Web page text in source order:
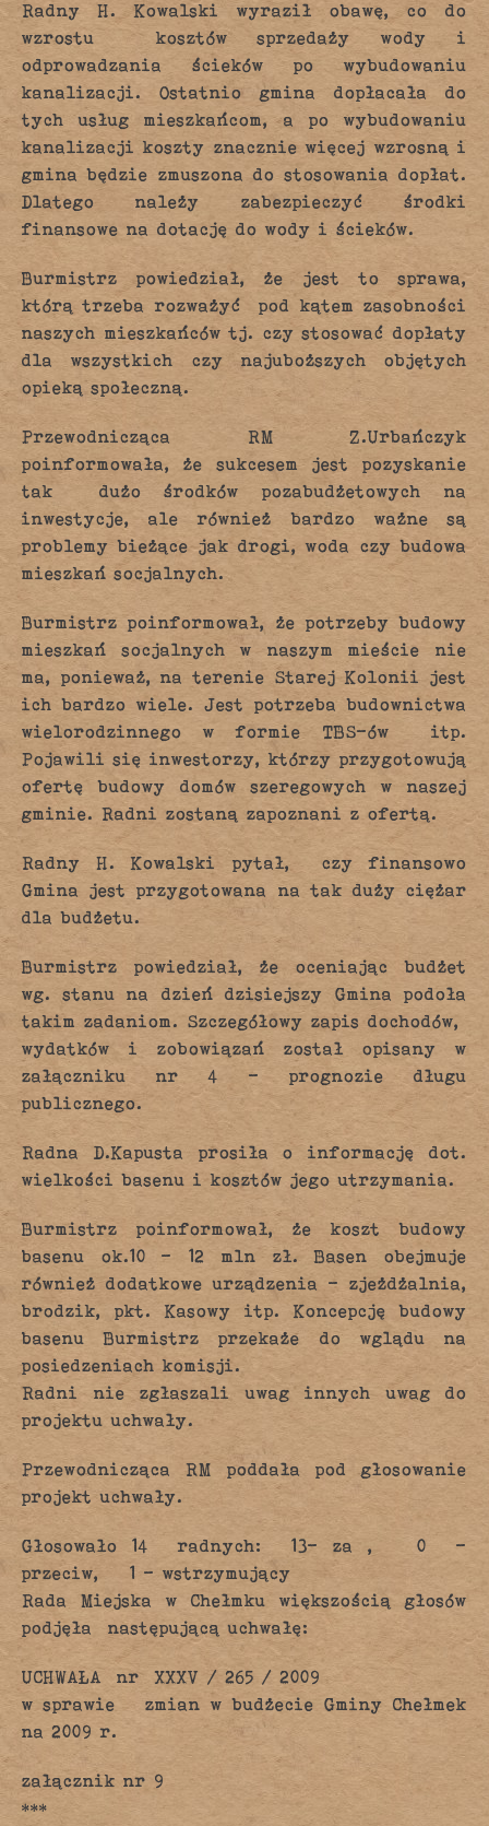
Radny H. Kowalski wyraził obawę, co do
wzrostu kosztów sprzedaży wody i
odprowadzania ścieków po wybudowaniu
kanalizacji. Ostatnio gmina dopłacała do
tych usług mieszkańcom, a po wybudowaniu
kanalizacji koszty znacznie więcej wzrosną i
gmina będzie zmuszona do stosowania dopłat.
Dlatego należy zabezpieczyć środki
finansowe na dotację do wody i ścieków.
Burmistrz powiedział, że jest to sprawa,
którą trzeba rozważyć pod kątem zasobności
naszych mieszkańców tj. czy stosować dopłaty
dla wszystkich czy najuboższych objętych
opieką społeczną.
Przewodnicząca RM Z.Urbańczyk
poinformowała, że sukcesem jest pozyskanie
tak dużo środków pozabudżetowych na
inwestycje, ale również bardzo ważne są
problemy bieżące jak drogi, woda czy budowa
mieszkań socjalnych.
Burmistrz poinformował, że potrzeby budowy
mieszkań socjalnych w naszym mieście nie
ma, ponieważ, na terenie Starej Kolonii jest
ich bardzo wiele. Jest potrzeba budownictwa
wielorodzinnego w formie TBS-ów itp.
Pojawili się inwestorzy, którzy przygotowują
ofertę budowy domów szeregowych w naszej
gminie. Radni zostaną zapoznani z ofertą.
Radny H. Kowalski pytał, czy finansowo
Gmina jest przygotowana na tak duży ciężar
dla budżetu.
Burmistrz powiedział, że oceniając budżet
wg. stanu na dzień dzisiejszy Gmina podoła
takim zadaniom. Szczegółowy zapis dochodów,
wydatków i zobowiązań został opisany w
załączniku nr 4 – prognozie długu
publicznego.
Radna D.Kapusta prosiła o informację dot.
wielkości basenu i kosztów jego utrzymania.
Burmistrz poinformował, że koszt budowy
basenu ok.10 – 12 mln zł. Basen obejmuje
również dodatkowe urządzenia – zjeżdżalnia,
brodzik, pkt. Kasowy itp. Koncepcję budowy
basenu Burmistrz przekaże do wglądu na
posiedzeniach komisji.
Radni nie zgłaszali uwag innych uwag do
projektu uchwały.
Przewodnicząca RM poddała pod głosowanie
projekt uchwały.
Głosowało 14 radnych: 13– za , 0 –
przeciw, 1 – wstrzymujący
Rada Miejska w Chełmku większością głosów
podjęła następującą uchwałę:
UCHWAŁA nr XXXV / 265 / 2009
w sprawie zmian w budżecie Gminy Chełmek
na 2009 r.
załącznik nr 9
***